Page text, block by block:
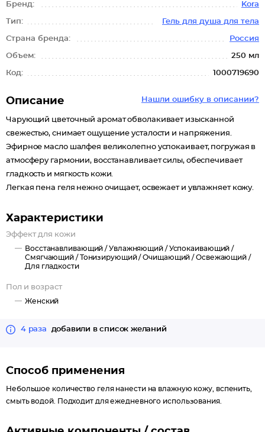
Бренд: Kora
Тип: Гель для душа для тела
Страна бренда: Россия
Объем: 250 мл
Код: 1000719690
Нашли ошибку в описании?
Описание
Чарующий цветочный аромат обволакивает изысканной
свежестью, снимает ощущение усталости и напряжения.
Эфирное масло шалфея великолепно успокаивает, погружая в
атмосферу гармонии, восстанавливает силы, обеспечивает
гладкость и мягкость кожи.
Легкая пена геля нежно очищает, освежает и увлажняет кожу.
Характеристики
Эффект для кожи
Восстанавливающий /Увлажняющий /Успокаивающий /
Смягчающий /Тонизирующий /Очищающий /Освежающий /
Для гладкости
Пол и возраст
Женский
4 раза добавили в список желаний
Способ применения
Небольшое количество геля нанести на влажную кожу, вспенить,
смыть водой. Подходит для ежедневного использования.